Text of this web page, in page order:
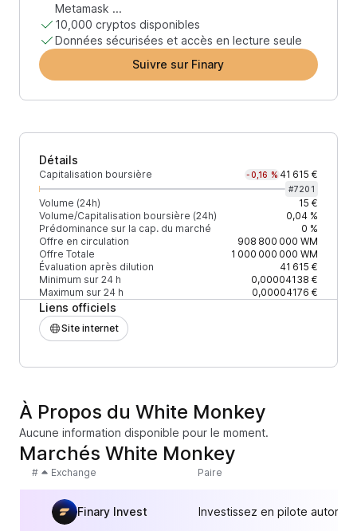
Metamask ...
10,000 cryptos disponibles
Données sécurisées et accès en lecture seule
Suivre sur Finary
Détails
Capitalisation boursière -0,16 % 41 615 €
#7201
Volume (24h)
15 €
Volume/Capitalisation boursière (24h)
0,04 %
Prédominance sur la cap. du marché
0 %
Offre en circulation
908 800 000 WM
Offre Totale
1 000 000 000 WM
Évaluation après dilution
41 615 €
Minimum sur 24 h
0,00004138 €
Maximum sur 24 h
0,00004176 €
Liens officiels
Site internet
À Propos du White Monkey
Aucune information disponible pour le moment.
Marchés White Monkey
# Exchange Paire
Finary Invest Investissez en pilote